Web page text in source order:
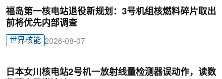
福岛第一核电站退役新规划：3号机组核燃料碎片取出
前将优先内部调查
世界核能 2026-08-07
日本女川核电站2号机一放射线量检测器误动作，读数